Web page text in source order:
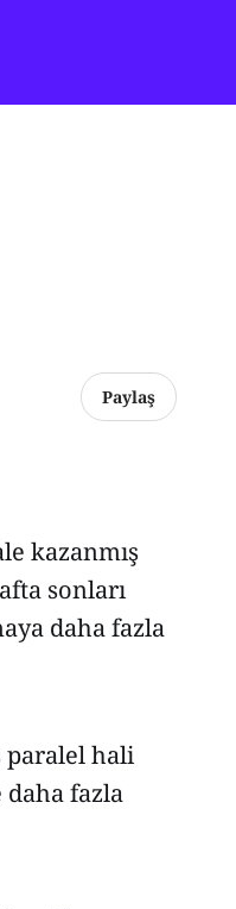
Paylaş
kazanmış
sonları
daha fazla
hali
daha fazla